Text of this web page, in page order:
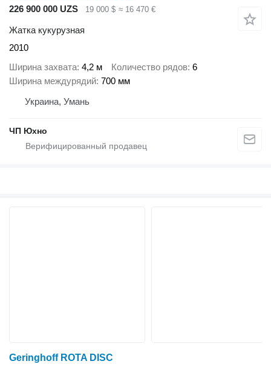
226 900 000 UZS
19 000 $ ≈ 16 470 €
Жатка кукурузная
2010
Ширина захвата 4,2 м Количество рядов 6
Ширина междурядий 700 мм
Украина, Умань
ЧП Юхно
Geringhoff ROTA DISC